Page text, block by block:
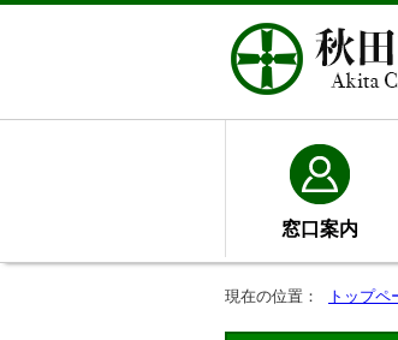
窓口案内
現在の位置： トップペ